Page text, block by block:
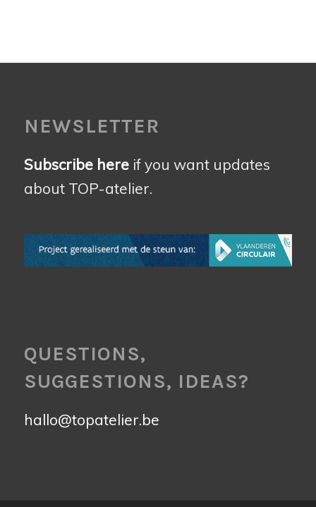
NEWSLETTER
Subscribe hereif you want updates
about TOP-atelier.
QUESTIONS,
SUGGESTIONS, IDEAS?
hallo@topatelier.be